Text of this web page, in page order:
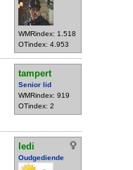
WMRindex: 1.518
OTindex: 4.953
tampert
Senior lid
WMRindex: 919
OTindex: 2
ledi
Oudgediende